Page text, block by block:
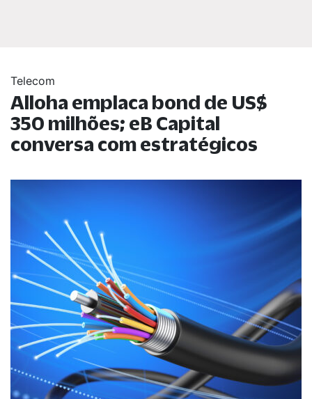
Telecom
Alloha emplaca bond de US$
350 milhões; eB Capital
conversa com estratégicos